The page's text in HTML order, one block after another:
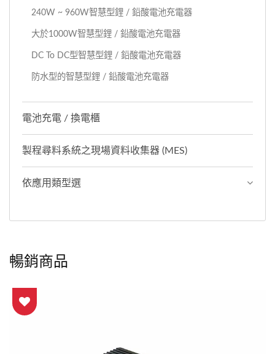
240W ~ 960W智慧型鋰 / 鉛酸電池充電器
大於1000W智慧型鋰 / 鉛酸電池充電器
DC To DC型智慧型鋰 / 鉛酸電池充電器
防水型的智慧型鋰 / 鉛酸電池充電器
電池充電 / 換電櫃
製程尋料系統之現場資料收集器 (MES)
依應用類型選
暢銷商品